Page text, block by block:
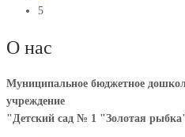
5
О нас
Муниципальное бюджетное
учреждение
"Детский сад № 1 "Золотая